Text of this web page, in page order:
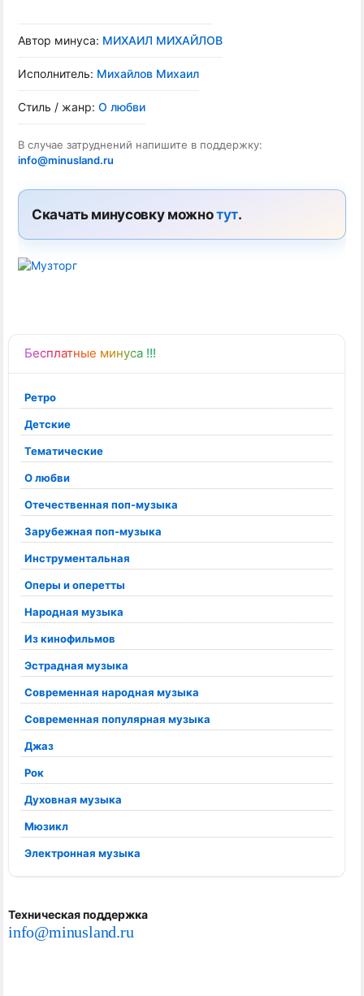
Бесплатные минуса !!!
Ретро
Детские
Тематические
О любви
Отечественная поп-музыка
Зарубежная поп-музыка
Инструментальная
Оперы и оперетты
Народная музыка
Из кинофильмов
Эстрадная музыка
Современная народная музыка
Современная популярная музыка
Джаз
Рок
Духовная музыка
Мюзикл
Электронная музыка
Техническая поддержка
info@minusland.ru
Автор минуса: МИХАИЛ МИХАЙЛОВ
Исполнитель: Михайлов Михаил
Стиль / жанр: О любви
В случае затруднений напишите в поддержку:
info@minusland.ru
Скачать минусовку можнотут.